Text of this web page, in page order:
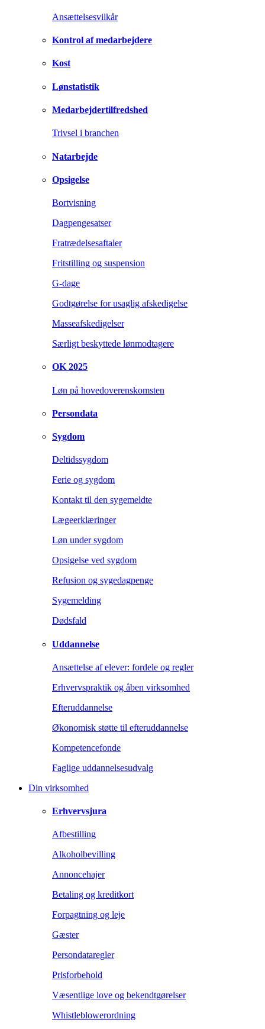
Ansættelsesvilkår
Kontrol af medarbejdere
Kost
Lønstatistik
Medarbejdertilfredshed
Trivsel i branchen
Natarbejde
Opsigelse
Bortvisning
Dagpengesatser
Fratrædelsesaftaler
Fritstilling og suspension
G-dage
Godtgørelse for usaglig afskedigelse
Masseafskedigelser
Særligt beskyttede lønmodtagere
OK 2025
Løn på hovedoverenskomsten
Persondata
Sygdom
Deltidssygdom
Ferie og sygdom
Kontakt til den sygemeldte
Lægeerklæringer
Løn under sygdom
Opsigelse ved sygdom
Refusion og sygedagpenge
Sygemelding
Dødsfald
Uddannelse
Ansættelse af elever: fordele og regler
Erhvervspraktik og åben virksomhed
Efteruddannelse
Økonomisk støtte til efteruddannelse
Kompetencefonde
Faglige uddannelsesudvalg
Din virksomhed
Erhvervsjura
Afbestilling
Alkoholbevilling
Annoncehajer
Betaling og kreditkort
Forpagtning og leje
Gæster
Persondataregler
Prisforbehold
Væsentlige love og bekendtgørelser
Whistleblowerordning